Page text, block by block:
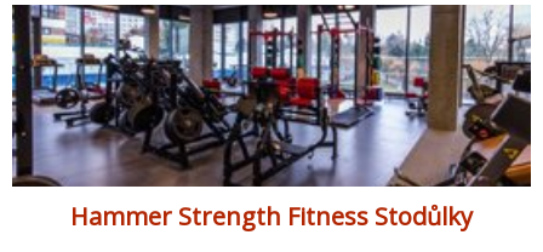
Hammer Strength Fitness Stodůlky